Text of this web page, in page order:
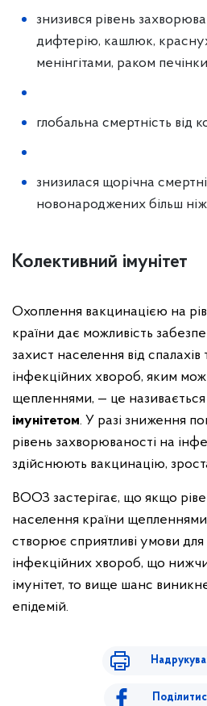
знизився рівень
дифтерію, кашлюк,
менінгітами, раком
глобальна смертність від
знизилася щорічна
новонароджених більш ніж
Колективний імунітет
Охоплення вакцинацією на
країни дає можливість
захист населення від спалахів
інфекційних хвороб, яким
щепленнями, — це називається
імунітетом. У разі зниження
рівень захворюваності на
здійснюють вакцинацію,
ВООЗ застерігає, що якщо
населення країни
створює сприятливі умови
інфекційних хвороб, що
імунітет, то вище шанс
епідемій.